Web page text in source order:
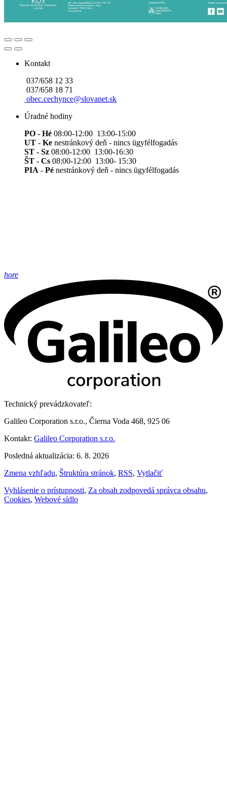
Kontakt
037/658 12 33
037/658 18 71
obec.cechynce@slovanet.sk
Úradné hodiny
PO - Hé 08:00-12:00 13:00-15:00
UT - Ke nestránkový deň - nincs ügyfélfogadás
ST - Sz 08:00-12:00 13:00-16:30
ŠT - Cs 08:00-12:00 13:00- 15:30
PIA - Pé nestránkový deň - nincs ügyfélfogadás
hore
Technický prevádzkovateľ:
Galileo Corporation s.r.o., Čierna Voda 468, 925 06
Kontakt: Galileo Corporation s.r.o.
Posledná aktualizácia: 6. 8. 2026
Zmena vzhľadu, Štruktúra stránok, RSS, Vytlačiť
Vyhlásenie o prístupnosti, Za obsah zodpovedá správca obsahu,
Cookies, Webové sídlo